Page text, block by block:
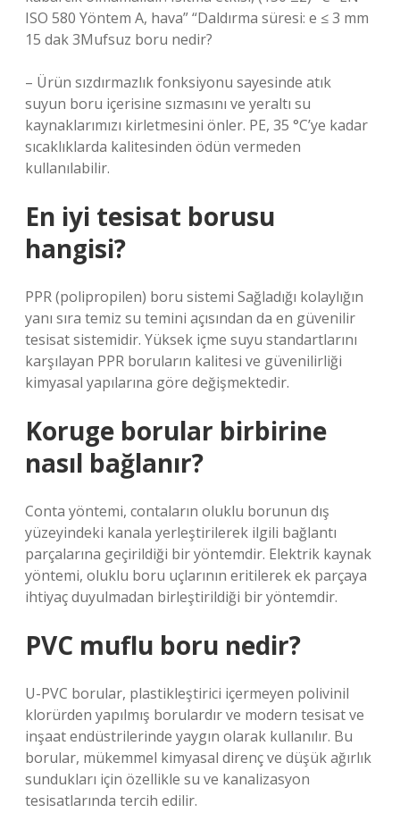
ISO 580 Yöntem A, hava” “Daldırma süresi: e ≤ 3 mm
15 dak 3Mufsuz boru nedir?
– Ürün sızdırmazlık fonksiyonu sayesinde atık
suyun boru içerisine sızmasını ve yeraltı su
kaynaklarımızı kirletmesini önler. PE, 35 °C’ye kadar
sıcaklıklarda kalitesinden ödün vermeden
kullanılabilir.
En iyi tesisat borusu
hangisi?
PPR (polipropilen) boru sistemi Sağladığı kolaylığın
yanı sıra temiz su temini açısından da en güvenilir
tesisat sistemidir. Yüksek içme suyu standartlarını
karşılayan PPR boruların kalitesi ve güvenilirliği
kimyasal yapılarına göre değişmektedir.
Koruge borular birbirine
nasıl bağlanır?
Conta yöntemi, contaların oluklu borunun dış
yüzeyindeki kanala yerleştirilerek ilgili bağlantı
parçalarına geçirildiği bir yöntemdir. Elektrik kaynak
yöntemi, oluklu boru uçlarının eritilerek ek parçaya
ihtiyaç duyulmadan birleştirildiği bir yöntemdir.
PVC muflu boru nedir?
U-PVC borular, plastikleştirici içermeyen polivinil
klorürden yapılmış borulardır ve modern tesisat ve
inşaat endüstrilerinde yaygın olarak kullanılır. Bu
borular, mükemmel kimyasal direnç ve düşük ağırlık
sundukları için özellikle su ve kanalizasyon
tesisatlarında tercih edilir.